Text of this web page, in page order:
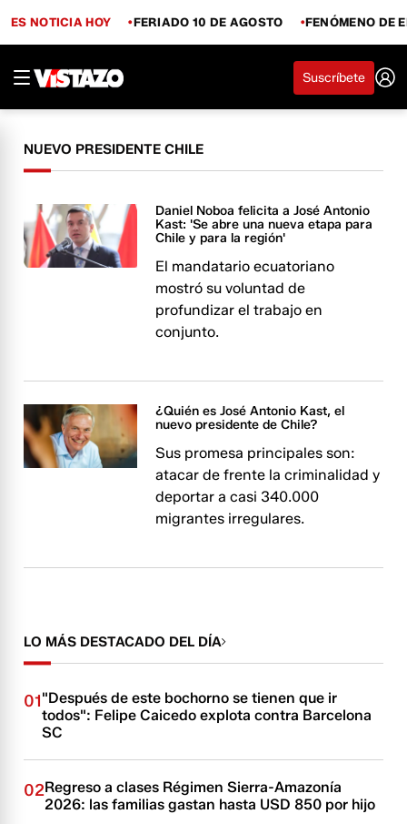
ES NOTICIA HOY FERIADO 10 DE AGOSTO FENÓMENO DE
Suscríbete
NUEVO PRESIDENTE CHILE
Daniel Noboa felicita a José Antonio
Kast: 'Se abre una nueva etapa para
Chile y para la región'
El mandatario ecuatoriano
mostró su voluntad de
profundizar el trabajo en
conjunto.
¿Quién es José Antonio Kast, el
nuevo presidente de Chile?
Sus promesa principales son:
atacar de frente la criminalidad y
deportar a casi 340.000
migrantes irregulares.
LO MÁS DESTACADO DEL DÍA
01"Después de este bochorno se tienen que ir
todos": Felipe Caicedo explota contra Barcelona
SC
02Regreso a clases Régimen Sierra-Amazonía
2026: las familias gastan hasta USD 850 por hijo